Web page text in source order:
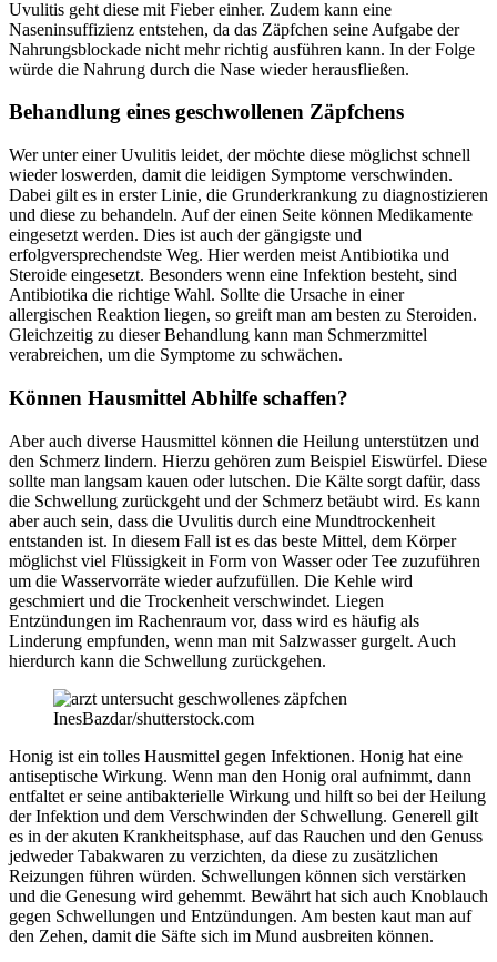
Uvulitis geht diese mit Fieber einher. Zudem kann eine
Naseninsuffizienz entstehen, da das Zäpfchen seine Aufgabe der
Nahrungsblockade nicht mehr richtig ausführen kann. In der Folge
würde die Nahrung durch die Nase wieder herausfließen.
Behandlung eines geschwollenen Zäpfchens
Wer unter einer Uvulitis leidet, der möchte diese möglichst schnell
wieder loswerden, damit die leidigen Symptome verschwinden.
Dabei gilt es in erster Linie, die Grunderkrankung zu diagnostizieren
und diese zu behandeln. Auf der einen Seite können Medikamente
eingesetzt werden. Dies ist auch der gängigste und
erfolgversprechendste Weg. Hier werden meist Antibiotika und
Steroide eingesetzt. Besonders wenn eine Infektion besteht, sind
Antibiotika die richtige Wahl. Sollte die Ursache in einer
allergischen Reaktion liegen, so greift man am besten zu Steroiden.
Gleichzeitig zu dieser Behandlung kann man Schmerzmittel
verabreichen, um die Symptome zu schwächen.
Können Hausmittel Abhilfe schaffen?
Aber auch diverse Hausmittel können die Heilung unterstützen und
den Schmerz lindern. Hierzu gehören zum Beispiel Eiswürfel. Diese
sollte man langsam kauen oder lutschen. Die Kälte sorgt dafür, dass
die Schwellung zurückgeht und der Schmerz betäubt wird. Es kann
aber auch sein, dass die Uvulitis durch eine Mundtrockenheit
entstanden ist. In diesem Fall ist es das beste Mittel, dem Körper
möglichst viel Flüssigkeit in Form von Wasser oder Tee zuzuführen
um die Wasservorräte wieder aufzufüllen. Die Kehle wird
geschmiert und die Trockenheit verschwindet. Liegen
Entzündungen im Rachenraum vor, dass wird es häufig als
Linderung empfunden, wenn man mit Salzwasser gurgelt. Auch
hierdurch kann die Schwellung zurückgehen.
InesBazdar/shutterstock.com
Honig ist ein tolles Hausmittel gegen Infektionen. Honig hat eine
antiseptische Wirkung. Wenn man den Honig oral aufnimmt, dann
entfaltet er seine antibakterielle Wirkung und hilft so bei der Heilung
der Infektion und dem Verschwinden der Schwellung. Generell gilt
es in der akuten Krankheitsphase, auf das Rauchen und den Genuss
jedweder Tabakwaren zu verzichten, da diese zu zusätzlichen
Reizungen führen würden. Schwellungen können sich verstärken
und die Genesung wird gehemmt. Bewährt hat sich auch Knoblauch
gegen Schwellungen und Entzündungen. Am besten kaut man auf
den Zehen, damit die Säfte sich im Mund ausbreiten können.